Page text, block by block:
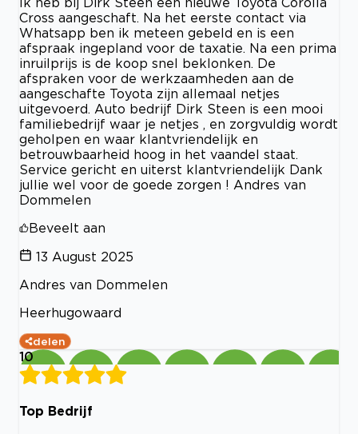
Cross aangeschaft. Na het eerste contact via
Whatsapp ben ik meteen gebeld en is een
afspraak ingepland voor de taxatie. Na een prima
inruilprijs is de koop snel beklonken. De
afspraken voor de werkzaamheden aan de
aangeschafte Toyota zijn allemaal netjes
uitgevoerd. Auto bedrijf Dirk Steen is een mooi
familiebedrijf waar je netjes , en zorgvuldig wordt
geholpen en waar klantvriendelijk en
betrouwbaarheid hoog in het vaandel staat.
Service gericht en uiterst klantvriendelijk Dank
jullie wel voor de goede zorgen ! Andres van
Dommelen
Beveelt aan
13 August 2025
Andres van Dommelen
Heerhugowaard
delen
10
Top Bedrijf